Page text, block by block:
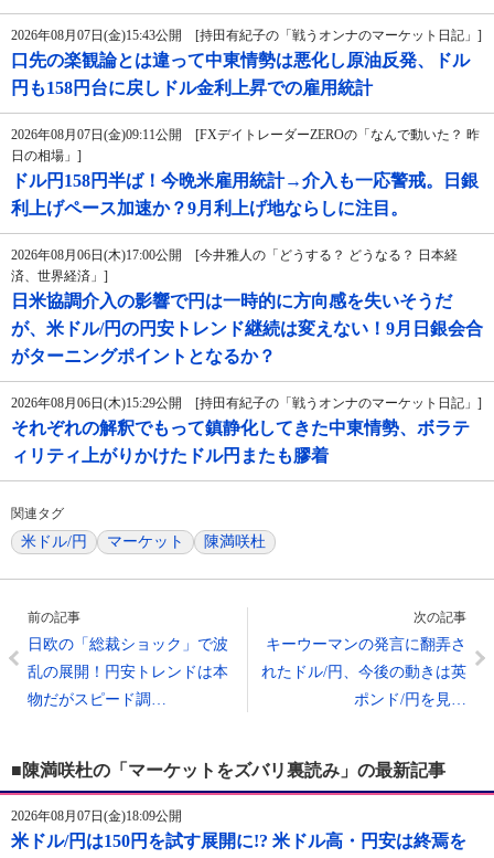
2026年08月07日(金)15:43公開 [持田有紀子の「戦うオンナのマーケット日記」]
口先の楽観論とは違って中東情勢は悪化し原油反発、ドル
円も158円台に戻しドル金利上昇での雇用統計
2026年08月07日(金)09:11公開 [FXデイトレーダーZEROの「なんで動いた？ 昨
日の相場」]
ドル円158円半ば！今晩米雇用統計→介入も一応警戒。日銀
利上げペース加速か？9月利上げ地ならしに注目。
2026年08月06日(木)17:00公開 [今井雅人の「どうする？ どうなる？ 日本経
済、世界経済」]
日米協調介入の影響で円は一時的に方向感を失いそうだ
が、米ドル/円の円安トレンド継続は変えない！9月日銀会合
がターニングポイントとなるか？
2026年08月06日(木)15:29公開 [持田有紀子の「戦うオンナのマーケット日記」]
それぞれの解釈でもって鎮静化してきた中東情勢、ボラテ
ィリティ上がりかけたドル円またも膠着
関連タグ
米ドル/円 マーケット 陳満咲杜
前の記事
日欧の「総裁ショック」で波
乱の展開！円安トレンドは本
物だがスピード調…
次の記事
キーウーマンの発言に翻弄さ
れたドル/円、今後の動きは英
ポンド/円を見…
■陳満咲杜の「マーケットをズバリ裏読み」の最新記事
2026年08月07日(金)18:09公開
米ドル/円は150円を試す展開に!? 米ドル高・円安は終焉を